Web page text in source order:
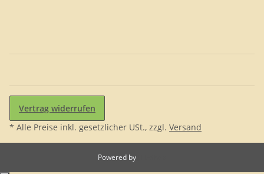
Vertrag widerrufen
* Alle Preise inkl. gesetzlicher USt., zzgl. Versand
Powered by